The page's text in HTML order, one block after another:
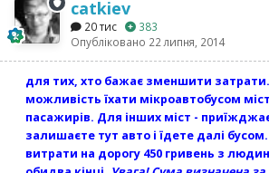
catkiev
20 тис
383
Опубліковано 22 липня, 2014
для тих, хто бажає зменшити
можливість їхати мікроавтобусом
пасажирів. Для інших міст -
залишаєте тут авто і їдете далі бусом.
витрати на дорогу 450 гривень з